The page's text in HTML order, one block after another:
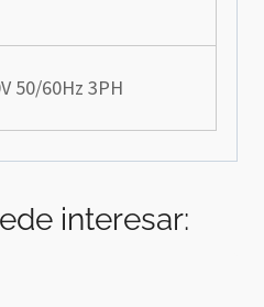
50/60Hz 3PH
interesar: